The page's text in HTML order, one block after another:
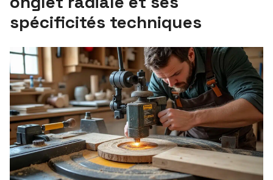
spécificités techniques